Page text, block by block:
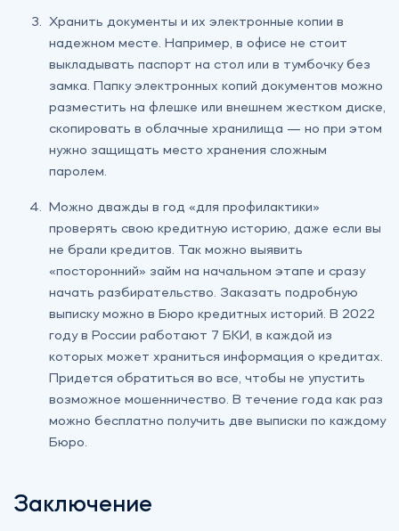
Хранить документы и их электронные копии в
надежном месте. Например, в офисе не стоит
выкладывать паспорт на стол или в тумбочку без
замка. Папку электронных копий документов можно
разместить на флешке или внешнем жестком диске,
скопировать в облачные хранилища — но при этом
нужно защищать место хранения сложным
паролем.
Можно дважды в год «для профилактики»
проверять свою кредитную историю, даже если вы
не брали кредитов. Так можно выявить
«посторонний» займ на начальном этапе и сразу
начать разбирательство. Заказать подробную
выписку можно в Бюро кредитных историй. В 2022
году в России работают 7 БКИ, в каждой из
которых может храниться информация о кредитах.
Придется обратиться во все, чтобы не упустить
возможное мошенничество. В течение года как раз
можно бесплатно получить две выписки по каждому
Бюро.
Заключение